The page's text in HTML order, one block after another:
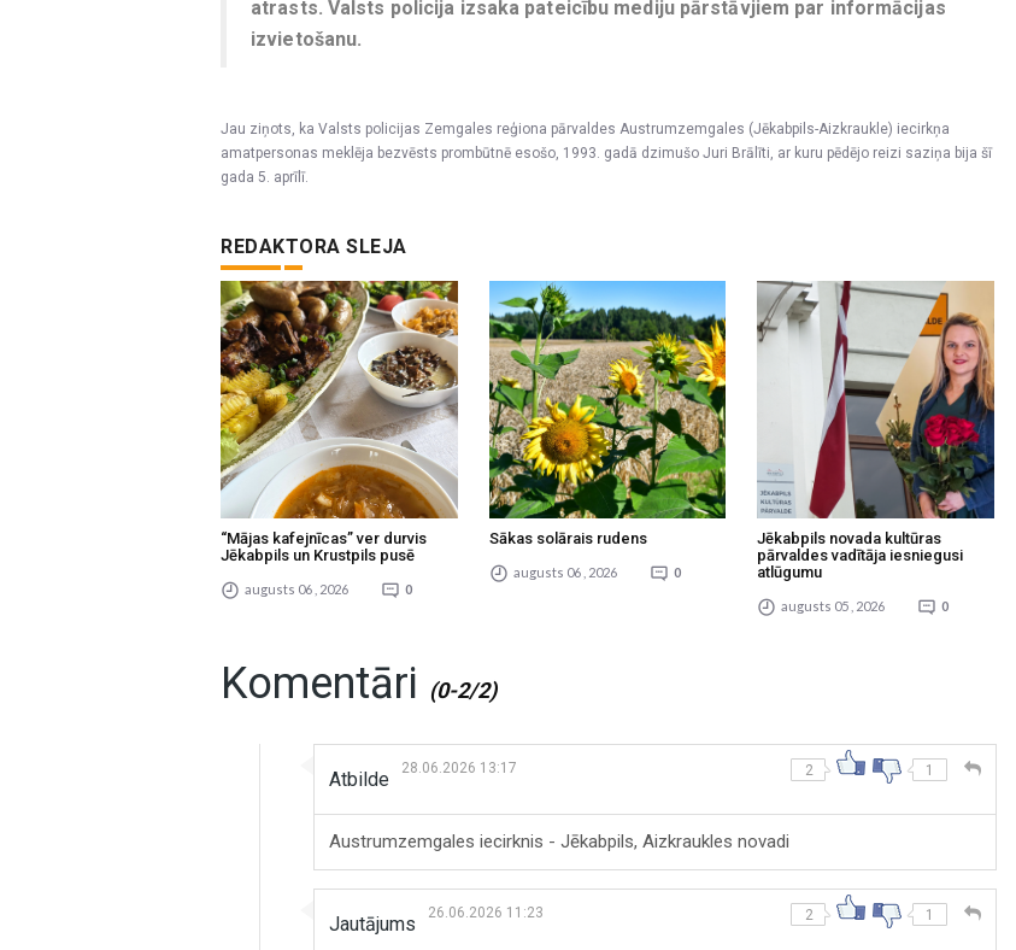
atrasts. Valsts policija izsaka pateicību mediju pārstāvjiem par informācijas
izvietošanu.
Jau ziņots, ka Valsts policijas Zemgales reģiona pārvaldes Austrumzemgales (Jēkabpils-Aizkraukle) iecirkņa
amatpersonas meklēja bezvēsts prombūtnē esošo, 1993. gadā dzimušo Juri Brālīti, ar kuru pēdējo reizi saziņa bija šī
gada 5. aprīlī.
REDAKTORA SLEJA
“Mājas kafejnīcas” ver durvis
Jēkabpils un Krustpils pusē
augusts 06 , 2026 0
Sākas solārais rudens
augusts 06 , 2026 0
Jēkabpils novada kultūras
pārvaldes vadītāja iesniegusi
atlūgumu
augusts 05 , 2026 0
Komentāri (0-2/2)
Atbilde 28.06.2026 13:17 2 1
Austrumzemgales iecirknis - Jēkabpils, Aizkraukles novadi
Jautājums 26.06.2026 11:23 2 1